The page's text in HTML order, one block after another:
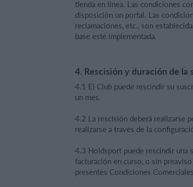
tienda en línea. Las condiciones
disposición un portal. Las
reclamaciones, etc., son
base esté implementada.
4. Rescisión y duración de la
4.1 El Club puede rescindir su
un mes.
4.2 La rescisión deberá realizarse
realizarse a través de la
4.3 Holdsport puede rescindir una
facturación en curso, o sin
presentes Condiciones